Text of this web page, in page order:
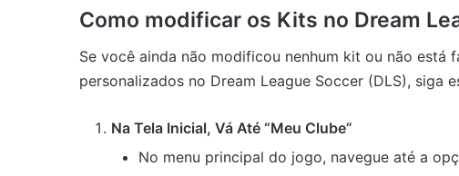
Como modificar os Kits no Dream
Se você ainda não modificou nenhum kit ou não
personalizados no Dream League Soccer (DLS), siga
Na Tela Inicial, Vá Até “Meu Clube”
No menu principal do jogo, navegue até a